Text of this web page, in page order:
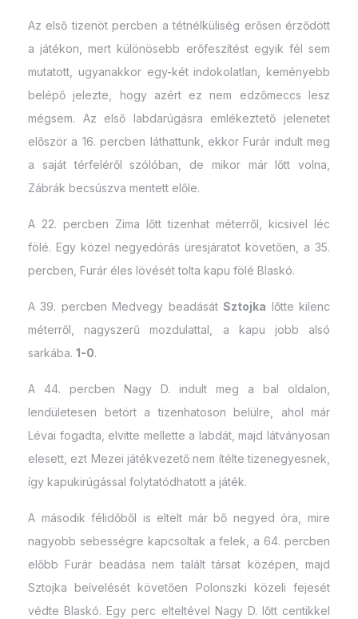
Az első tizenöt percben a tétnélküliség erősen érződött
a játékon, mert különösebb erőfeszítést egyik fél sem
mutatott, ugyanakkor egy-két indokolatlan, keményebb
belépő jelezte, hogy azért ez nem edzőmeccs lesz
mégsem. Az első labdarúgásra emlékeztető jelenetet
először a 16. percben láthattunk, ekkor Furár indult meg
a saját térfeléről szólóban, de mikor már lőtt volna,
Zábrák becsúszva mentett előle.
A 22. percben Zima lőtt tizenhat méterről, kicsivel léc
fölé. Egy közel negyedórás üresjáratot követően, a 35.
percben, Furár éles lövését tolta kapu fölé Blaskó.
A 39. percben Medvegy beadásátSztojka lőtte kilenc
méterről, nagyszerű mozdulattal, a kapu jobb alsó
sarkába. 1-0.
A 44. percben Nagy D. indult meg a bal oldalon,
lendületesen betört a tizenhatoson belülre, ahol már
Lévai fogadta, elvitte mellette a labdát, majd látványosan
elesett, ezt Mezei játékvezető nem ítélte tizenegyesnek,
így kapukirúgással folytatódhatott a játék.
A második félidőből is eltelt már bő negyed óra, mire
nagyobb sebességre kapcsoltak a felek, a 64. percben
előbb Furár beadása nem talált társat középen, majd
Sztojka beívelését követően Polonszki közeli fejesét
védte Blaskó. Egy perc elteltével Nagy D. lőtt centikkel